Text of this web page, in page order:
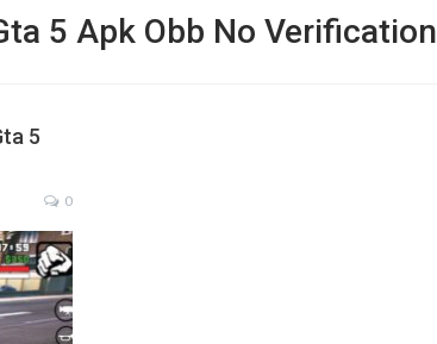
5 Apk Obb No Verification
5
0